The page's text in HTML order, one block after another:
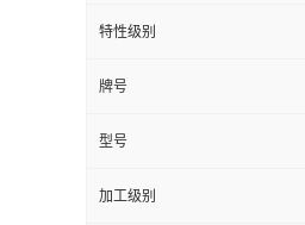
特性级别
牌号
型号
加工级别